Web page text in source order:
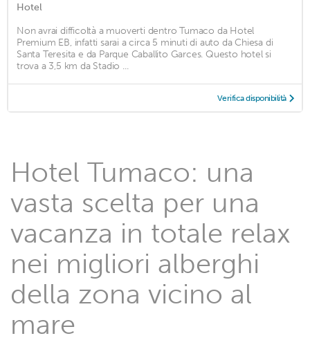
Hotel
Non avrai difficoltà a muoverti dentro Tumaco da Hotel
Premium EB, infatti sarai a circa 5 minuti di auto da Chiesa di
Santa Teresita e da Parque Caballito Garces. Questo hotel si
trova a 3,5 km da Stadio ...
Verifica disponibilità
Hotel Tumaco: una
vasta scelta per una
vacanza in totale relax
nei migliori alberghi
della zona vicino al
mare